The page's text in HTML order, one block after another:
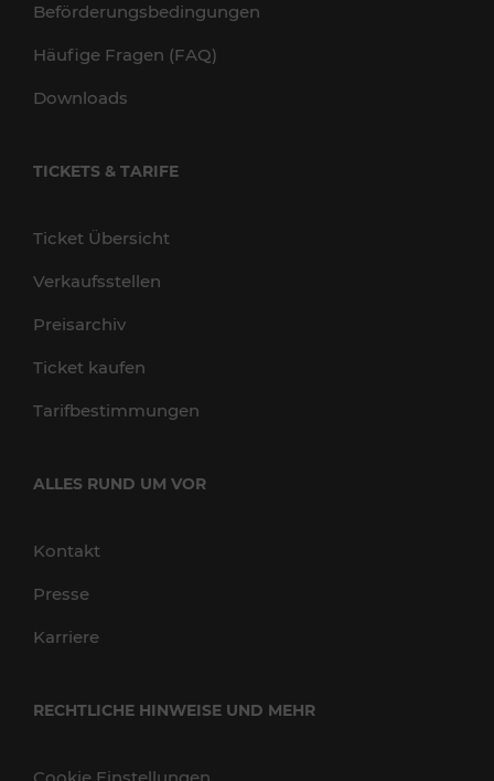
Beförderungsbedingungen
Häufige Fragen (FAQ)
Downloads
TICKETS & TARIFE
Ticket Übersicht
Verkaufsstellen
Preisarchiv
Ticket kaufen
Tarifbestimmungen
ALLES RUND UM VOR
Kontakt
Presse
Karriere
RECHTLICHE HINWEISE UND MEHR